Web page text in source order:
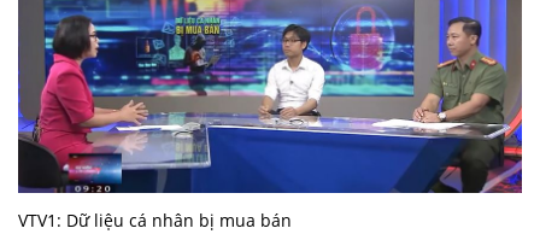
VTV1: Dữ liệu cá nhân bị mua bán